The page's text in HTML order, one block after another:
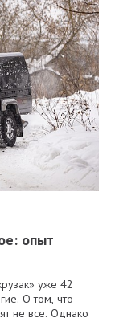
опыт
уже 42
О том, что
не все. Однако